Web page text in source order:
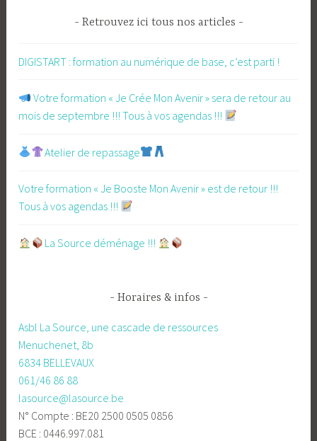
Retrouvez ici tous nos articles
DIGISTART : formation au numérique de base, c’est parti !
​ Votre formation « Je Crée Mon Avenir » sera de retour au
mois de septembre !!! Tous à vos agendas !!!
Atelier de repassage​
Votre formation « Je Booste Mon Avenir » est de retour !!!
Tous à vos agendas !!!
​La Source déménage !!!
Horaires & infos
Asbl La Source, une cascade de ressources
Menuchenet, 8b
6834 BELLEVAUX
061/46 86 88
lasource@lasource.be
N° Compte : BE20 2500 0505 0856
BCE : 0446.997.081